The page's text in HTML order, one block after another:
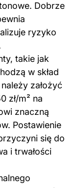
Dobrze
ryzyko
takie jak
w skład
założyć
zł/m² na
znaczną
Postawienie
się do
i trwałości